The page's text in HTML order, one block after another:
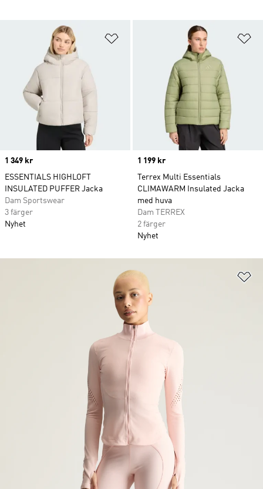
Lägg till på önskelistan
Price
1 349 kr
ESSENTIALS HIGHLOFT
INSULATED PUFFER Jacka
Dam Sportswear
3 färger
Nyhet
Price
1 199 kr
Terrex Multi Essentials
CLIMAWARM Insulated Jacka
med huva
Dam TERREX
2 färger
Nyhet